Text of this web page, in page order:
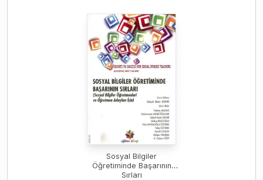
Sosyal Bilgiler
Öğretiminde Başarının
Sırları